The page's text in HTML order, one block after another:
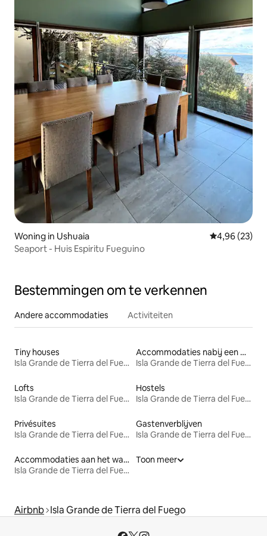
Woning in Ushuaia Gemiddelde
4,96 (23)
Seaport - Huis Espiritu Fueguino
Bestemmingen om te verkennen
Andere accommodaties Activiteiten
Tiny houses
Isla Grande de Tierra del Fuego
Accommodaties nabij een meer
Isla Grande de Tierra del Fuego
Lofts
Isla Grande de Tierra del Fuego
Hostels
Isla Grande de Tierra del Fuego
Privésuites
Isla Grande de Tierra del Fuego
Gastenverblijven
Isla Grande de Tierra del Fuego
Accommodaties aan het water
Isla Grande de Tierra del Fuego
Toon meer
Airbnb Isla Grande de Tierra del Fuego